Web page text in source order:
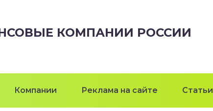
КОМПАНИИ РОССИИ
Компании Реклама на сайте Статьи